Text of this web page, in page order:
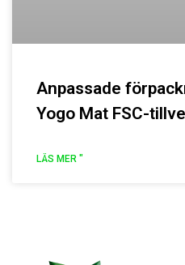
Anpassade
Yogo Mat FSC-
LÄS MER "